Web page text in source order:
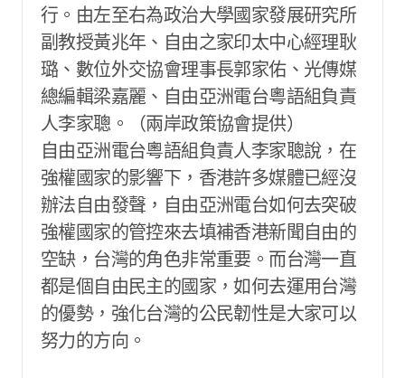
行。由左至右為政治大學國家發展研究所
副教授黃兆年、自由之家印太中心經理耿
璐、數位外交協會理事長郭家佑、光傳媒
總編輯梁嘉麗、自由亞洲電台粵語組負責
人李家聰。（兩岸政策協會提供）
自由亞洲電台粵語組負責人李家聰說，在
強權國家的影響下，香港許多媒體已經沒
辦法自由發聲，自由亞洲電台如何去突破
強權國家的管控來去填補香港新聞自由的
空缺，台灣的角色非常重要。而台灣一直
都是個自由民主的國家，如何去運用台灣
的優勢，強化台灣的公民韌性是大家可以
努力的方向。